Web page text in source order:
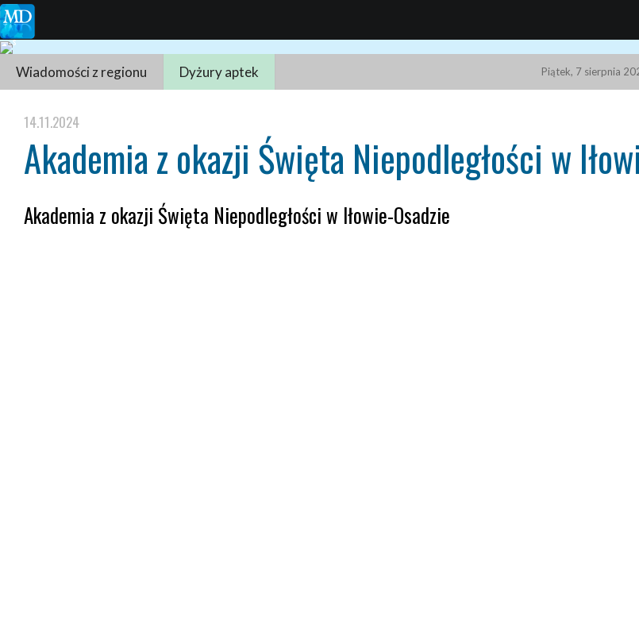
Wiadomości z regionu Dyżury aptek Piątek, 7 sierpnia
14.11.2024
Akademia z okazji Święta Niepodległości w
Akademia z okazji Święta Niepodległości w Iłowie-Osadzie